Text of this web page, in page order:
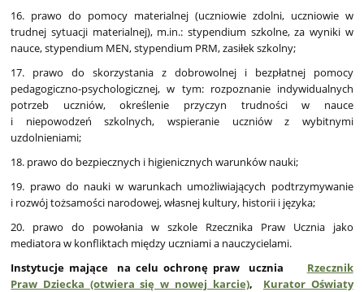
16. prawo do pomocy materialnej (uczniowie zdolni, uczniowie w
trudnej sytuacji materialnej), m.in.: stypendium szkolne, za wyniki w
nauce, stypendium MEN, stypendium PRM, zasiłek szkolny;
17. prawo do skorzystania z dobrowolnej i bezpłatnej pomocy
pedagogiczno-psychologicznej, w tym: rozpoznanie indywidualnych
potrzeb uczniów, określenie przyczyn trudności w nauce
i niepowodzeń szkolnych, wspieranie uczniów z wybitnymi
uzdolnieniami;
18. prawo do bezpiecznych i higienicznych warunków nauki;
19. prawo do nauki w warunkach umożliwiających podtrzymywanie
i rozwój tożsamości narodowej, własnej kultury, historii i języka;
20. prawo do powołania w szkole Rzecznika Praw Ucznia jako
mediatora w konfliktach między uczniami a nauczycielami.
Instytucje mające na celu ochronę praw ucznia Rzecznik
Praw Dziecka (otwiera się w nowej karcie), Kurator Oświaty